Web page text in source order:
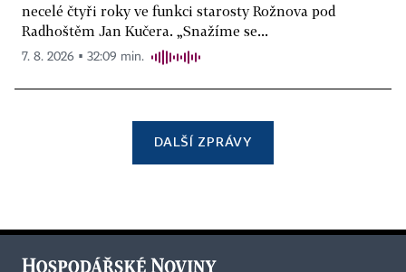
necelé čtyři roky ve funkci starosty Rožnova pod
Radhoštěm Jan Kučera. „Snažíme se...
7. 8. 2026 ▪ 32:09 min.
DALŠÍ ZPRÁVY